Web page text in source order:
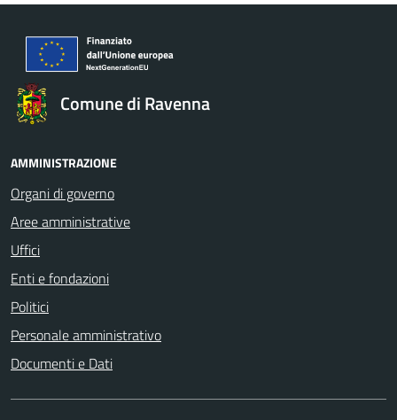
Comune di Ravenna
AMMINISTRAZIONE
Organi di governo
Aree amministrative
Uffici
Enti e fondazioni
Politici
Personale amministrativo
Documenti e Dati